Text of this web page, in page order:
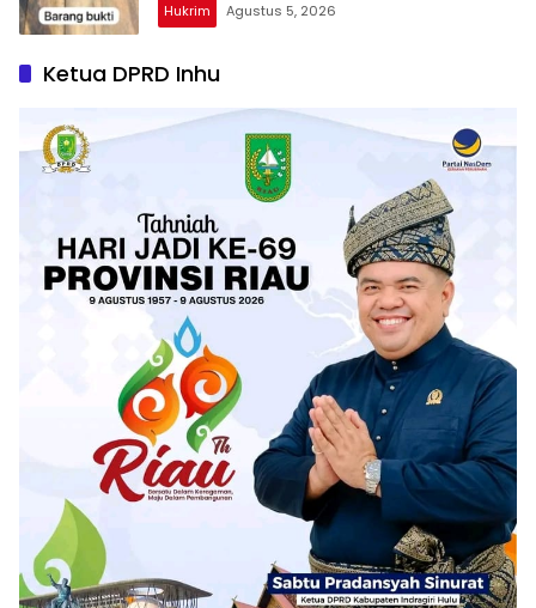
Hukrim Agustus 5, 2026
Ketua DPRD Inhu